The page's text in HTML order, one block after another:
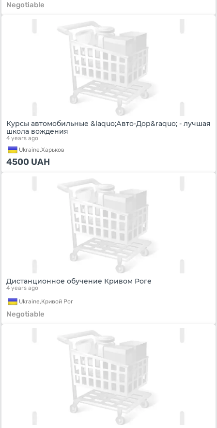
Negotiable
Курсы автомобильные &laquo;Авто-Дор&raquo; - лучшая
школа вождения
4 years ago
Ukraine,Харьков
4500 UAH
Дистанционное обучение Кривом Роге
4 years ago
Ukraine,Кривой Рог
Negotiable